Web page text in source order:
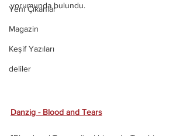
Yeni Çıkanlar
Magazin
Keşif Yazıları
deliler
yorumunda bulundu.
Danzig - Blood and Tears